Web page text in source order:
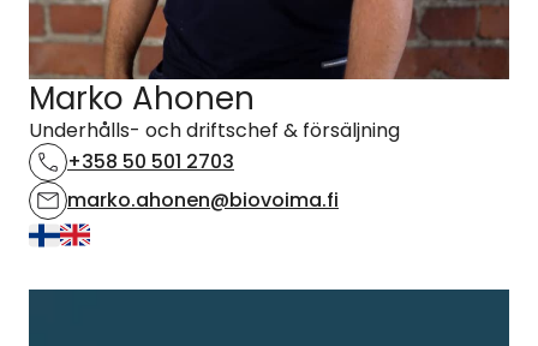
Marko Ahonen
Underhålls- och driftschef & försäljning
+358 50 501 2703
marko.ahonen@biovoima.fi